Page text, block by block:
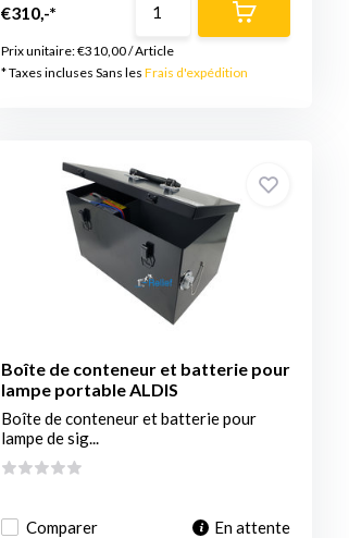
€310,-*
Prix unitaire:€310,00/Article
* Taxes incluses Sans lesFrais d'expédition
Boîte de conteneur et batterie pour
lampe portable ALDIS
Boîte de conteneur et batterie pour
lampe de sig...
Comparer En attente